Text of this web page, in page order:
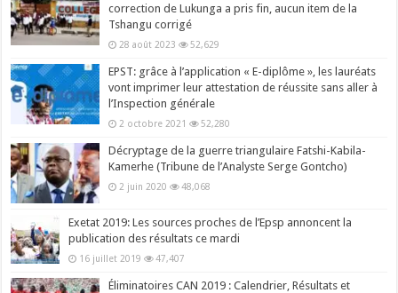
correction de Lukunga a pris fin, aucun item de la
Tshangu corrigé
28 août 2023 52,629
EPST: grâce à l’application « E-diplôme », les lauréats
vont imprimer leur attestation de réussite sans aller à
l’Inspection générale
2 octobre 2021 52,280
Décryptage de la guerre triangulaire Fatshi-Kabila-
Kamerhe (Tribune de l’Analyste Serge Gontcho)
2 juin 2020 48,068
Exetat 2019: Les sources proches de l’Epsp annoncent la
publication des résultats ce mardi
16 juillet 2019 47,407
Éliminatoires CAN 2019 : Calendrier, Résultats et